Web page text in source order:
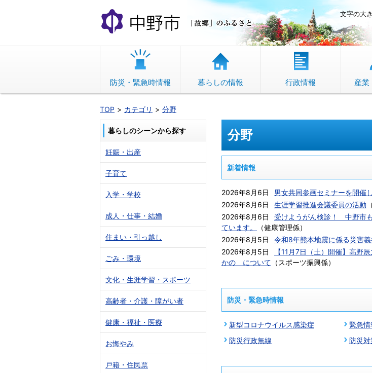
文
へ
動
中野市 「故郷」のふるさと
文字の大
防災・緊急時情報 暮らしの情報 行政情報 産業
TOP カテゴリ 分野
分野
新着情報
2026年8月6日 男女共同参画セミナーを開催
2026年8月6日
生涯学習推進会議委員の活動 （
2026年8月6日
受けようがん検診！ 中野市
ています。
（健康管理係）
2026年8月5日
令和8年熊本地震に係る災害
2026年8月5日
【11月7日（土）開催】高
かの について （ スポーツ振興係）
防災・緊急時情報
新型コロナウイルス感染症 緊急情
防災行政無線
防災対
暮らしのシーンから探す
妊娠・出産
子育て
入学・学校
成人・仕事・結婚
住まい・引っ越し
ごみ・環境
文化・生涯学習・スポーツ
高齢者・介護・障がい者
健康・福祉・医療
お悔やみ
戸籍・住民票